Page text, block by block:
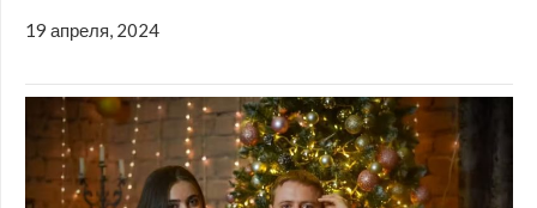
19 апреля, 2024